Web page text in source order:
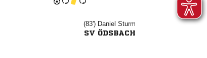
(83')  
SV ÖDSBACH